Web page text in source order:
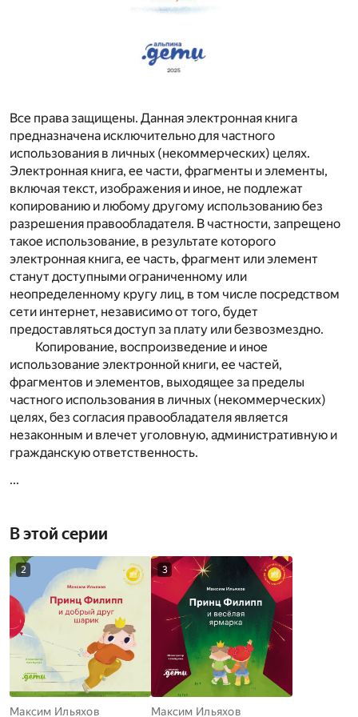
Все права защищены. Данная электронная книга
предназначена исключительно для частного
использования в личных (некоммерческих) целях.
Электронная книга, ее части, фрагменты и элементы,
включая текст, изображения и иное, не подлежат
копированию и любому другому использованию без
разрешения правообладателя. В частности, запрещено
такое использование, в результате которого
электронная книга, ее часть, фрагмент или элемент
станут доступными ограниченному или
неопределенному кругу лиц, в том числе посредством
сети интернет, независимо от того, будет
предоставляться доступ за плату или безвозмездно.
Копирование, воспроизведение и иное
использование электронной книги, ее частей,
фрагментов и элементов, выходящее за пределы
частного использования в личных (некоммерческих)
целях, без согласия правообладателя является
незаконным и влечет уголовную, административную и
гражданскую ответственность.
...
В этой серии
2
Максим Ильяхов
3
Максим Ильяхов